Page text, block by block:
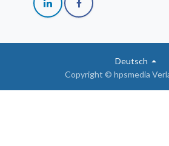
Copyright © hpsmedia
Deutsch